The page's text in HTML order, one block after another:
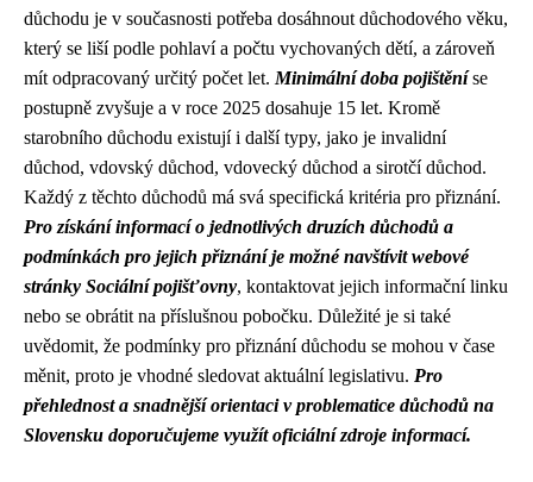
důchodu je v současnosti potřeba dosáhnout důchodového věku,
který se liší podle pohlaví a počtu vychovaných dětí, a zároveň
mít odpracovaný určitý počet let. Minimální doba pojištěníse
postupně zvyšuje a v roce 2025 dosahuje 15 let. Kromě
starobního důchodu existují i další typy, jako je invalidní
důchod, vdovský důchod, vdovecký důchod a sirotčí důchod.
Každý z těchto důchodů má svá specifická kritéria pro přiznání.
Pro získání informací o jednotlivých druzích důchodů a
podmínkách pro jejich přiznání je možné navštívit webové
stránky Sociální pojišťovny, kontaktovat jejich informační linku
nebo se obrátit na příslušnou pobočku. Důležité je si také
uvědomit, že podmínky pro přiznání důchodu se mohou v čase
měnit, proto je vhodné sledovat aktuální legislativu. Pro
přehlednost a snadnější orientaci v problematice důchodů na
Slovensku doporučujeme využít oficiální zdroje informací.